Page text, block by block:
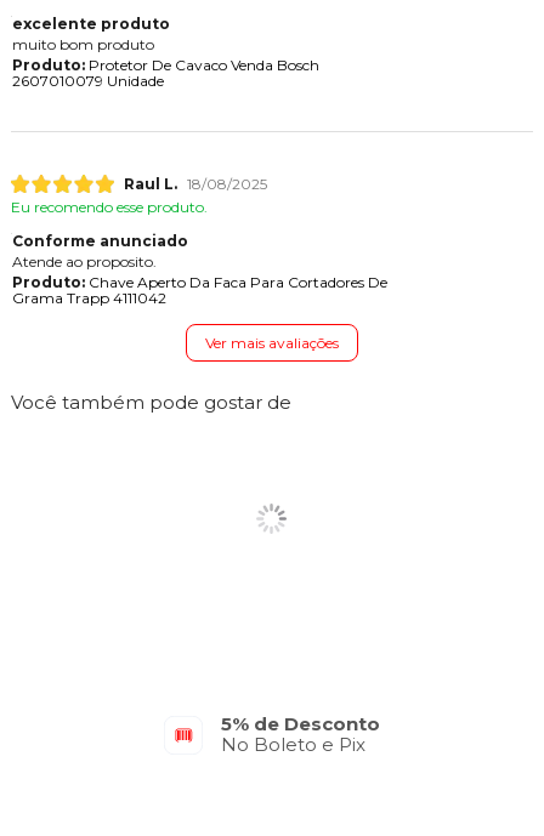
excelente produto
muito bom produto
Produto:Protetor De Cavaco Venda Bosch
2607010079 Unidade
Raul L. 18/08/2025
Eu recomendo esse produto.
Conforme anunciado
Atende ao proposito.
Produto:Chave Aperto Da Faca Para Cortadores De
Grama Trapp 4111042
Ver mais avaliações
Você também pode gostar de
5% de Desconto
No Boleto e Pix